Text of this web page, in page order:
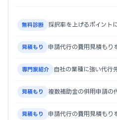
無料診断 採択率を上げるポイント
見積もり 申請代行の費用見積もり
専門家紹介 自社の業種に強い代行
見積もり 複数補助金の併用申請の
見積もり 申請代行の費用見積もり